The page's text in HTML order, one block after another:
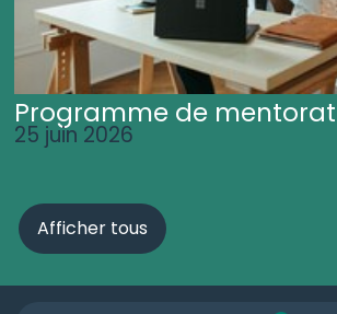
Programme de mentorat
25 juin 2026
Afficher tous